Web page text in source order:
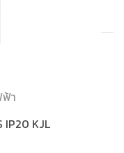
า
IP20 KJL